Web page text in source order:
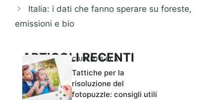
Italia: i dati che fanno sperare su foreste,
emissioni e bio
ARTICOLI RECENTI
CURIOSITÀ
Tattiche per la
risoluzione del
fotopuzzle: consigli utili